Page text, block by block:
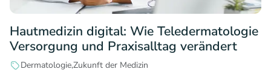
Hautmedizin digital: Wie Teledermatologie
Versorgung und Praxisalltag verändert
DermatologieZukunft der Medizin